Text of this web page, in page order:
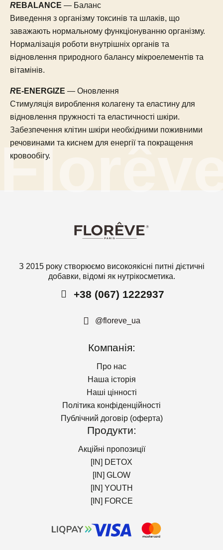
REBALANCE — Баланс
Виведення з організму токсинів та шлаків, що
заважають нормальному функціонуванню організму.
Нормалізація роботи внутрішніх органів та
відновлення природного балансу мікроелементів та
вітамінів.
RE-ENERGIZE — Оновлення
Стимуляція вироблення колагену та еластину для
відновлення пружності та еластичності шкіри.
Забезпечення клітин шкіри необхідними поживними
речовинами та киснем для енергії та покращення
кровообігу.
З 2015 року створюємо високоякісні питні дієтичні
добавки, відомі як нутрікосметика.
+38 (067) 1222937
@floreve_ua
Компанія:
Про нас
Наша історія
Наші цінності
Політика конфіденційності
Публічний договір (оферта)
Продукти:
Акційні пропозиції
[IN] DETOX
[IN] GLOW
[IN] YOUTH
[IN] FORCE